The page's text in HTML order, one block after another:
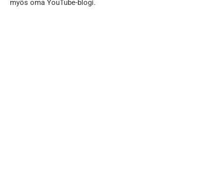
myös oma YouTube-blogi.